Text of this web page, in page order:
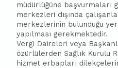
müdürlüğüne başvurmaları
merkezleri dışında
merkezlerinin bulunduğu
yapılması gerekmektedir.
Vergi Daireleri veya
özürlülerden Sağlık Kurulu
hizmet erbapları